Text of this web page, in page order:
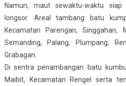
Namun, maut sewaktu-waktu
longsor. Areal tambang batu
Kecamatan Parengan, Singgahan,
Semanding, Palang, Plumpang,
Grabagan.
Di sentra penambangan batu
Maibit, Kecamatan Rengel serta